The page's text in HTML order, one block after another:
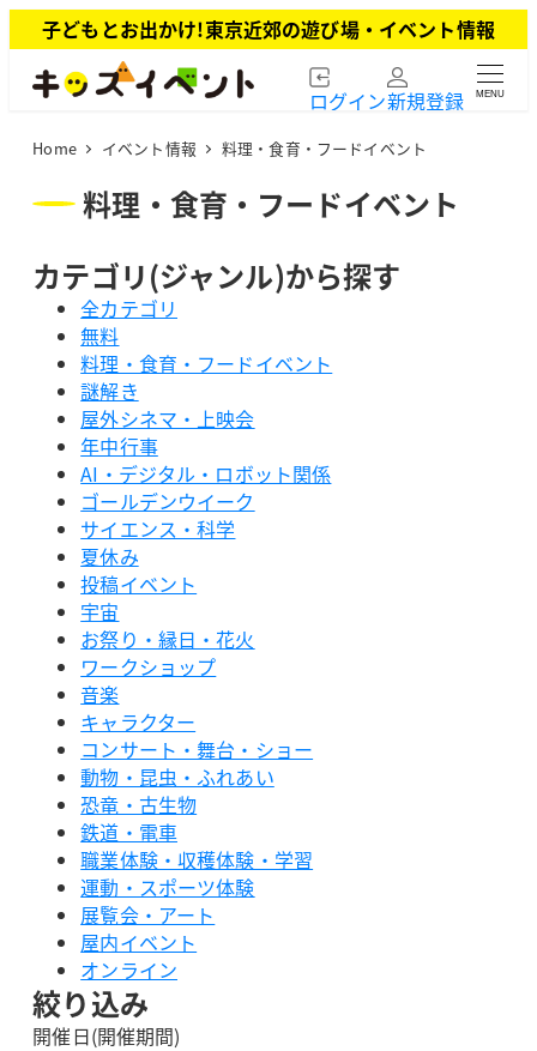
イ
子どもとお出かけ!東京近郊の遊び場・イベント情報
ログイン新規登録 MENU
Home イベント情報 料理・食育・フードイベント
料理・食育・フードイベント
カテゴリ(ジャンル)から探す
全カテゴリ
無料
料理・食育・フードイベント
謎解き
屋外シネマ・上映会
年中行事
AI・デジタル・ロボット関係
ゴールデンウイーク
サイエンス・科学
夏休み
投稿イベント
宇宙
お祭り・縁日・花火
ワークショップ
音楽
キャラクター
コンサート・舞台・ショー
動物・昆虫・ふれあい
恐竜・古生物
鉄道・電車
職業体験・収穫体験・学習
運動・スポーツ体験
展覧会・アート
屋内イベント
オンライン
絞り込み
開催日(開催期間)